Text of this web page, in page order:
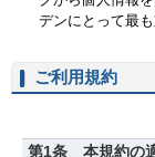
ご利用規約